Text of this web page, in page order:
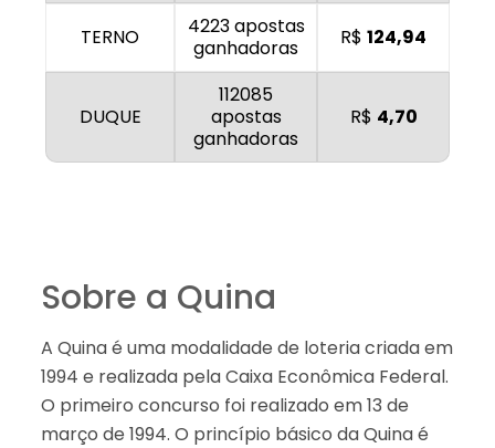
TERNO
4223 apostas
ganhadoras
R$ 124,94
DUQUE
112085
apostas
ganhadoras
R$ 4,70
Sobre a Quina
A Quina é uma modalidade de loteria criada em
1994 e realizada pela Caixa Econômica Federal.
O primeiro concurso foi realizado em 13 de
março de 1994. O princípio básico da Quina é